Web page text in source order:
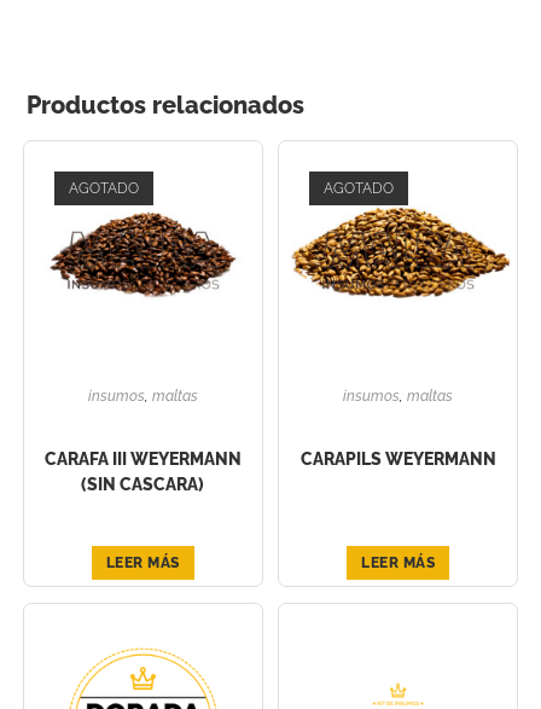
Productos relacionados
AGOTADO
insumos, maltas
CARAFA III WEYERMANN
(SIN CASCARA)
LEER MÁS
AGOTADO
insumos,maltas
CARAPILS WEYERMANN
LEER MÁS